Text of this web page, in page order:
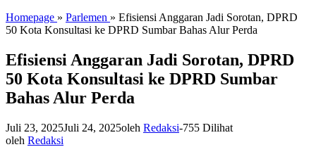
Homepage » Parlemen » Efisiensi Anggaran Jadi Sorotan, DPRD
50 Kota Konsultasi ke DPRD Sumbar Bahas Alur Perda
Efisiensi Anggaran Jadi Sorotan, DPRD
50 Kota Konsultasi ke DPRD Sumbar
Bahas Alur Perda
Juli 23, 2025Juli 24, 2025oleh Redaksi-755 Dilihat
oleh Redaksi